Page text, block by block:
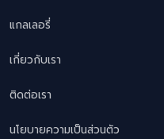
แกลเลอรี่
เกี่ยวกับเรา
ติดต่อเรา
นโยบายความเป็นส่วนตัว